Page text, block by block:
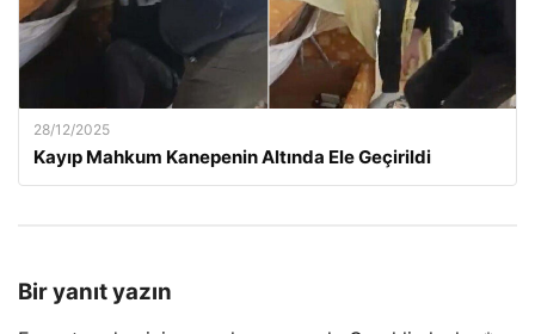
28/12/2025
Kayıp Mahkum Kanepenin Altında Ele Geçirildi
Bir yanıt yazın